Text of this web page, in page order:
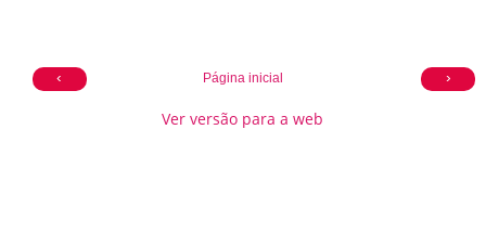
‹ ›
Página inicial
Ver versão para a web